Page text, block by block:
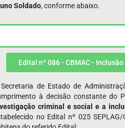
Soldado, conforme abaixo.
de Estado de
à decisão constante do
criminal e social e a
no Edital nº 025
Edital nº 086 - CBMAC -